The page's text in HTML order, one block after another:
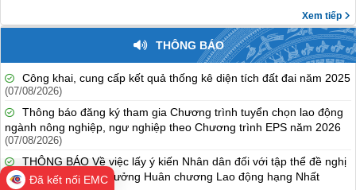
Xem tiếp
THÔNG BÁO
Công khai, cung cấp kết quả thống kê diện tích đất đai năm 2025
(07/08/2026)
Thông báo đăng ký tham gia Chương trình tuyển chọn lao động
ngành nông nghiệp, ngư nghiệp theo Chương trình EPS năm 2026
(07/08/2026)
THÔNG BÁO Về việc lấy ý kiến Nhân dân đối với tập thể đề nghị
Chủ tịch nước tặng thưởng Huân chương Lao động hạng Nhất
Đã kết nối EMC